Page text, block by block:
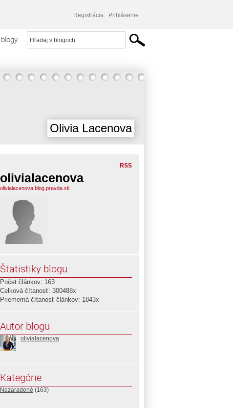
Registrácia Prihlásenie
Olivia Lacenova
RSS
olivialacenova
olivialacenova.blog.pravda.sk
Štatistiky blogu
Počet článkov: 163
Celková čítanosť: 300488x
Priemerná čítanosť článkov: 1843x
Autor blogu
olivialacenova
Kategórie
Nezaradené (163)